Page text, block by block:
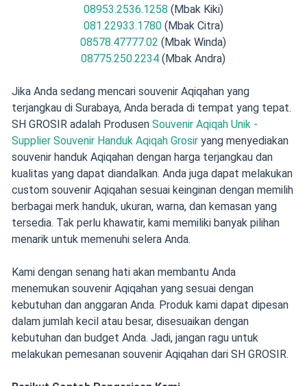
08953.2536.1258 (Mbak Kiki)
081.22933.1780(Mbak Citra)
08578.47777.02 (Mbak Winda)
08775.250.2234 (Mbak Andra)
Jika Anda sedang mencari souvenir Aqiqahan yang
terjangkau di Surabaya, Anda berada di tempat yang tepat.
SH GROSIR adalah Produsen Souvenir Aqiqah Unik -
Supplier Souvenir Handuk Aqiqah Grosiryang menyediakan
souvenir handuk Aqiqahan dengan harga terjangkau dan
kualitas yang dapat diandalkan. Anda juga dapat melakukan
custom souvenir Aqiqahan sesuai keinginan dengan memilih
berbagai merk handuk, ukuran, warna, dan kemasan yang
tersedia. Tak perlu khawatir, kami memiliki banyak pilihan
menarik untuk memenuhi selera Anda.
Kami dengan senang hati akan membantu Anda
menemukan souvenir Aqiqahan yang sesuai dengan
kebutuhan dan anggaran Anda. Produk kami dapat dipesan
dalam jumlah kecil atau besar, disesuaikan dengan
kebutuhan dan budget Anda. Jadi, jangan ragu untuk
melakukan pemesanan souvenir Aqiqahan dari SH GROSIR.